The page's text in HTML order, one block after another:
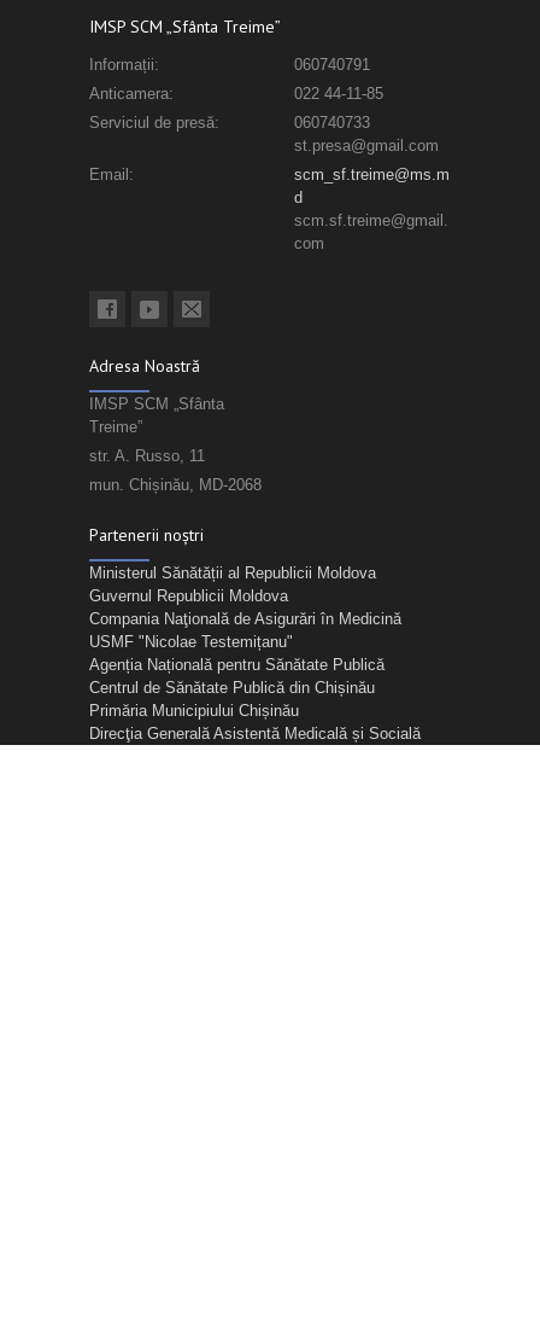
IMSP SCM „Sfânta Treime”
Informații:
060740791
Anticamera:
022 44-11-85
Serviciul de presă:
060740733
st.presa@gmail.com
Email:
scm_sf.treime@ms.m
d
scm.sf.treime@gmail.
com
Adresa Noastră
IMSP SCM „Sfânta
Treime”
str. A. Russo, 11
mun. Chișinău, MD-2068
Partenerii noștri
Ministerul Sănătății al Republicii Moldova
Guvernul Republicii Moldova
Compania Naţională de Asigurări în Medicină
USMF "Nicolae Testemițanu"
Agenția Națională pentru Sănătate Publică
Centrul de Sănătate Publică din Chișinău
Primăria Municipiului Chișinău
Direcţia Generală Asistentă Medicală și Socială